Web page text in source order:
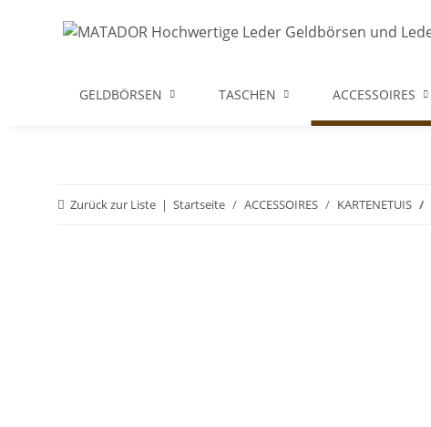
GELDBÖRSEN TASCHEN ACCESSOIRES
Zurück zur Liste Startseite ACCESSOIRES KARTENETUIS